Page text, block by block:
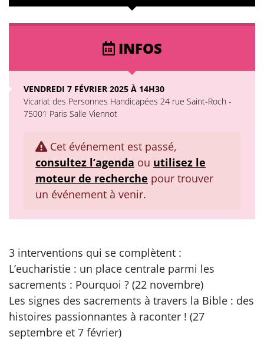
INFOS
VENDREDI 7 FÉVRIER 2025 À 14H30
Vicariat des Personnes Handicapées 24 rue Saint-Roch -
75001 Paris Salle Viennot
Cet événement est passé,
consultez l’agenda ou utilisez le
moteur de recherche pour trouver
un événement à venir.
3 interventions qui se complètent :
L’eucharistie : un place centrale parmi les
sacrements : Pourquoi ? (22 novembre)
Les signes des sacrements à travers la Bible : des
histoires passionnantes à raconter ! (27
septembre et 7 février)